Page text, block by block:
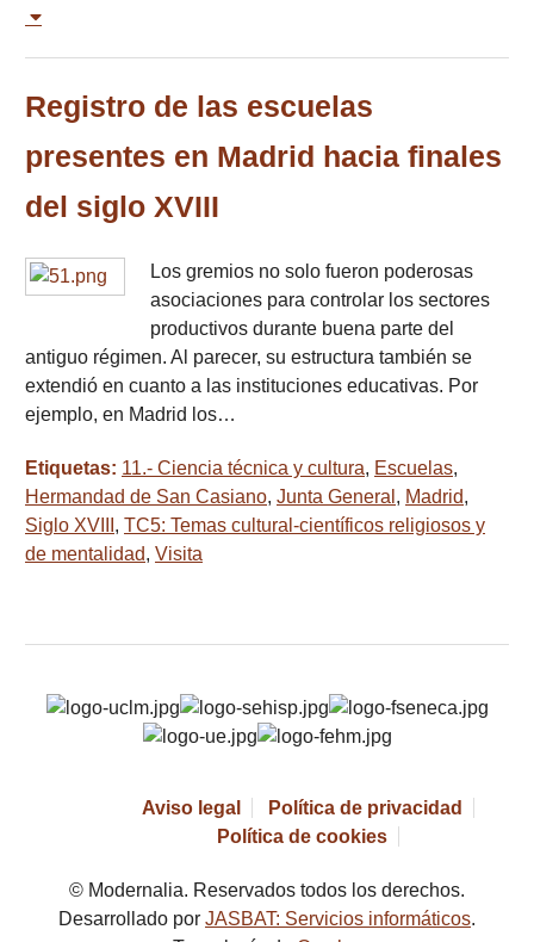
Registro de las escuelas
presentes en Madrid hacia finales
del siglo XVIII
Los gremios no solo fueron poderosas
asociaciones para controlar los sectores
productivos durante buena parte del
antiguo régimen. Al parecer, su estructura también se
extendió en cuanto a las instituciones educativas. Por
ejemplo, en Madrid los…
Etiquetas: 11.- Ciencia técnica y cultura, Escuelas,
Hermandad de San Casiano, Junta General , Madrid,
Siglo XVIII , TC5: Temas cultural-científicos religiosos y
de mentalidad, Visita
Aviso legal
Política de privacidad
Política de cookies
© Modernalia. Reservados todos los derechos.
Desarrollado por JASBAT: Servicios informáticos.